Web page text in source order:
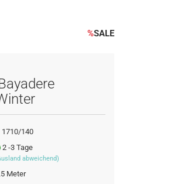
%SALE
1710/140
2 -3 Tage
abweichend)
Meter